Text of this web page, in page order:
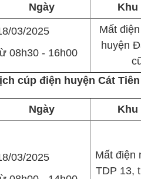
Ngày
03/2025
08h30 - 16h00
Mất
huyện
cúp điện huyện Cát Tiên
Ngày
03/2025
Mất điện
TDP 13,